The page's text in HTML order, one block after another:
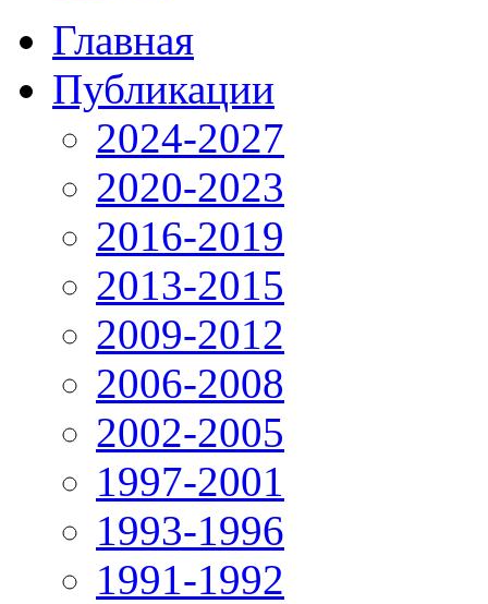
Главная
Публикации
2024-2027
2020-2023
2016-2019
2013-2015
2009-2012
2006-2008
2002-2005
1997-2001
1993-1996
1991-1992